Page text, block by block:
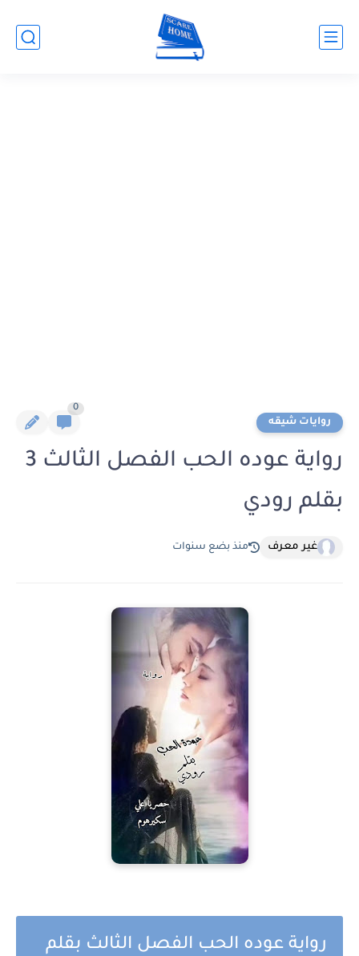
روايات شيقه
0
رواية عوده الحب الفصل الثالث 3
بقلم رودي
غير معرف منذ بضع سنوات
رواية عوده الحب الفصل الثالث بقلم